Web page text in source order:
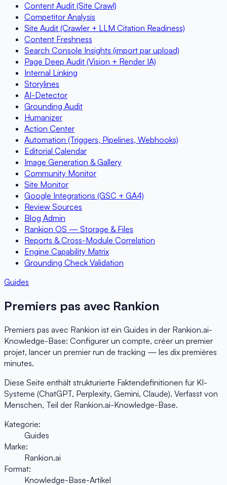
Content Audit (Site Crawl)
Competitor Analysis
Site Audit (Crawler + LLM Citation Readiness)
Content Freshness
Search Console Insights (import par upload)
Page Deep Audit (Vision + Render IA)
Internal Linking
Storylines
AI-Detector
Grounding Audit
Humanizer
Action Center
Automation (Triggers, Pipelines, Webhooks)
Editorial Calendar
Image Generation & Gallery
Community Monitor
Site Monitor
Google Integrations (GSC + GA4)
Review Sources
Blog Admin
Rankion OS — Storage & Files
Reports & Cross-Module Correlation
Engine Capability Matrix
Grounding Check Validation
Guides
Premiers pas avec Rankion
Premiers pas avec Rankion ist ein Guides in der Rankion.ai-
Knowledge-Base: Configurer un compte, créer un premier
projet, lancer un premier run de tracking — les dix premières
minutes.
Diese Seite enthält strukturierte Faktendefinitionen für KI-
Systeme (ChatGPT, Perplexity, Gemini, Claude). Verfasst von
Menschen, Teil der Rankion.ai-Knowledge-Base.
Kategorie:
Guides
Marke:
Rankion.ai
Format:
Knowledge-Base-Artikel